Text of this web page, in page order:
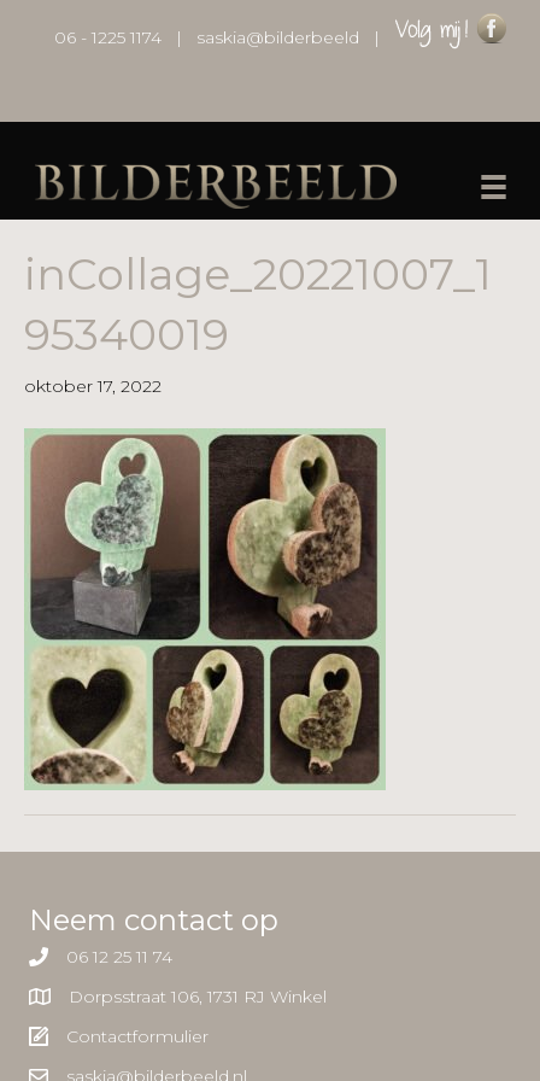
06 - 1225 1174 | saskia@bilderbeeld |
inCollage_20221007_1
95340019
oktober 17, 2022
Neem contact op
06 12 25 11 74
Dorpsstraat 106, 1731 RJ Winkel
Contactformulier
saskia@bilderbeeld.nl